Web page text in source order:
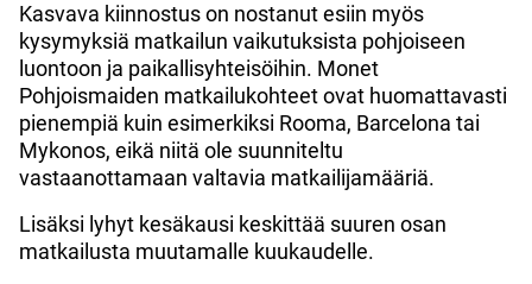
Kasvava kiinnostus on nostanut esiin myös
kysymyksiä matkailun vaikutuksista pohjoiseen
luontoon ja paikallisyhteisöihin. Monet
Pohjoismaiden matkailukohteet ovat huomattavasti
pienempiä kuin esimerkiksi Rooma, Barcelona tai
Mykonos, eikä niitä ole suunniteltu
vastaanottamaan valtavia matkailijamääriä.
Lisäksi lyhyt kesäkausi keskittää suuren osan
matkailusta muutamalle kuukaudelle.